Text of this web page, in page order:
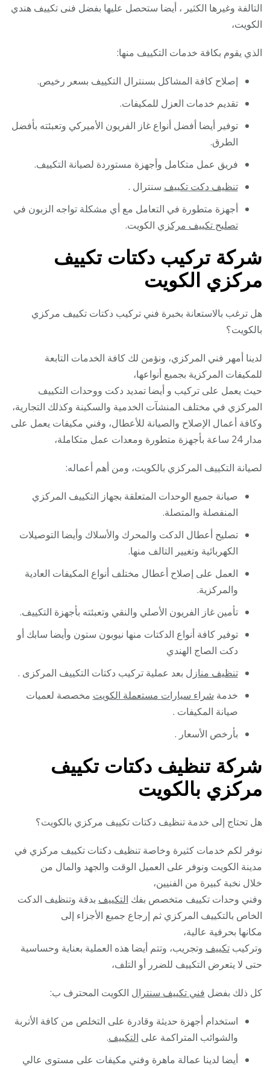
التالفة وغيرها الكثير ، أيضا ستحصل عليها بفضل فنى تكييف هندي
الكويت،
الذي يقوم بكافة خدمات التكييف منها:
إصلاح كافة المشاكل بسنترال التكييف بسعر رخيص.
تقديم خدمات العزل للمكيفات.
توفير أيضا أفضل أنواع غاز الفريون الأميركي وتعبئته بأفضل
الطرق.
فريق عمل متكامل وأجهزة مستوردة لصيانة التكييف.
تنظيف دكت تكييف سنترال .
أجهزة متطورة في التعامل مع أي مشكلة تواجه الزبون في
تصليح تكييف مركزي الكويت.
شركة تركيب دكتات تكييف
مركزي الكويت
هل ترغب بالاستعانة بخبرة فني تركيب دكتات تكييف مركزي
بالكويت؟
لدينا أمهر فني المركزي، ونؤمن لك كافة الخدمات التابعة
للمكيفات المركزية بجميع أنواعها،
حيث يعمل على تركيب و أيضا تمديد دكت ووحدات التكييف
المركزي في مختلف المنشآت الخدمية والسكينة وكذلك التجارية،
وكافة أعمال الإصلاح والصيانة للأعطال، وفني مكيفات يعمل على
مدار 24 ساعة بأجهزة متطورة ومعدات عمل متكاملة،
لصيانة التكييف المركزي بالكويت، ومن أهم أعماله:
صيانة جميع الوحدات المتعلقة بجهاز التكييف المركزي
المنفصلة والمتصلة.
تصليح أعطال الدكت والمحرك والأسلاك وأيضا التوصيلات
الكهربائية وتغيير التالف منها.
العمل على إصلاح أعطال مختلف أنواع المكيفات العادية
والمركزية.
تأمين غاز الفريون الأصلي والنقي وتعبئته بأجهزة التكييف.
توفير كافة أنواع الدكتات منها نيوبون ستون وأيضا سابك أو
دكت الصاج الهندي
تنظيف منازل بعد عملية تركيب دكتات التكييف المركزى .
خدمة شراء سيارات مستعملة الكويت مخصصة لعميات
صيانة المكيفات .
بأرخص الأسعار .
شركة تنظيف دكتات تكييف
مركزي بالكويت
هل تحتاج إلى خدمة تنظيف دكتات تكييف مركزي بالكويت؟
نوفر لكم خدمات كثيرة وخاصة تنظيف دكتات تكييف مركزي في
مدينة الكويت ونوفر على العميل الوقت والجهد والمال من
خلال نخبة كبيرة من الفنيين،
وفني وحدات تكييف متخصص بفك التكييف بدقة وتنظيف الدكت
الخاص بالتكييف المركزي ثم إرجاع جميع الأجزاء إلى
مكانها بحرفية عالية،
وتركيبتكييف وتجريب، وتتم أيضا هذه العملية بعناية وحساسية
حتى لا يتعرض التكييف للضرر أو التلف،
كل ذلك بفضل فني تكييف سنترال الكويت المحترف ب:
استخدام أجهزة حديثة وقادرة على التخلص من كافة الأتربة
والشوائب المتراكمة على التكييف.
أيضا لدينا عمالة ماهرة وفني مكيفات على مستوى عالي